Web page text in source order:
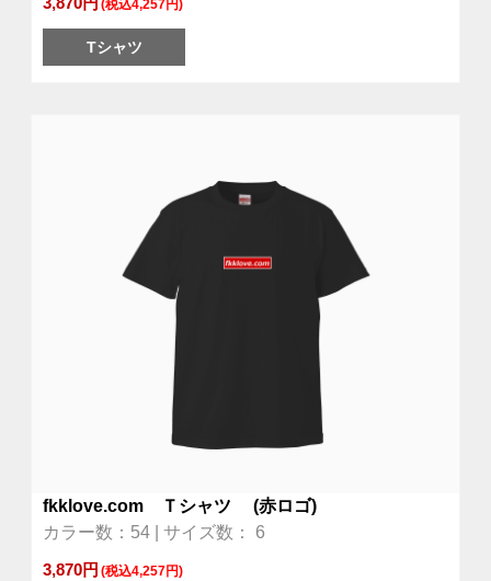
(税込4,257円)
Tシャツ
fkklove.com Ｔシャツ (赤ロゴ)
カラー数：54 | サイズ数： 6
3,870円 (税込4,257円)